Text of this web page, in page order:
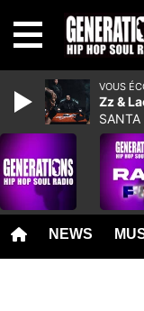
NEWS
VOUS
Zz &
SANTA